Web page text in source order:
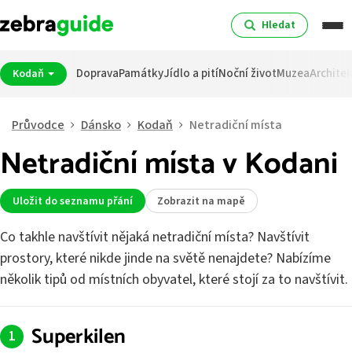
Hledat
Kodaň DopravaPamátkyJídlo a pitíNoční životMuzea
Průvodce Dánsko Kodaň Netradiční místa
Netradiční místa v Kodani
Uložit do seznamu přání Zobrazit na mapě
Co takhle navštívit nějaká netradiční místa? Navštívit
prostory, které nikde jinde na světě nenajdete? Nabízíme
několik tipů od místních obyvatel, které stojí za to navštívit.
Superkilen